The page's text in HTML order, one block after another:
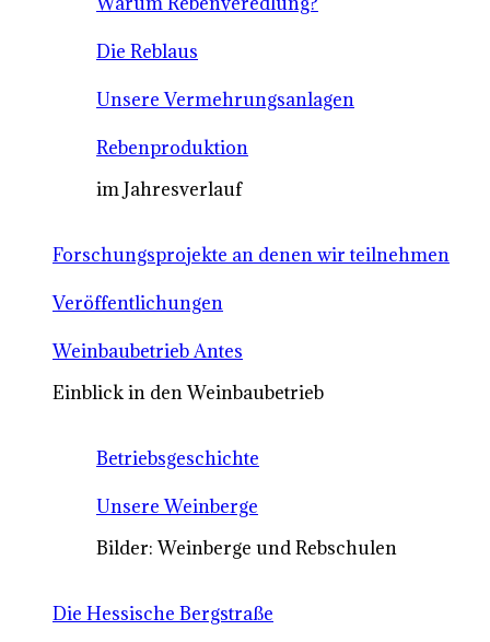
Die Reblaus
Unsere Vermehrungsanlagen
Rebenproduktion
im Jahresverlauf
Forschungsprojekte an denen wir teilnehmen
Veröffentlichungen
Weinbaubetrieb Antes
Einblick in den Weinbaubetrieb
Betriebsgeschichte
Unsere Weinberge
Bilder: Weinberge und Rebschulen
Die Hessische Bergstraße